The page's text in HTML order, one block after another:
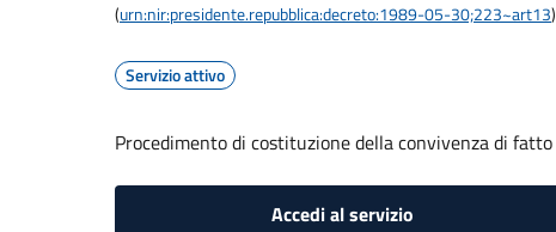
(urn:nir:presidente.repubblica:decreto:1989-05-30;223~art13)
Servizio attivo
Procedimento di costituzione della convivenza di fatto
Accedi al servizio